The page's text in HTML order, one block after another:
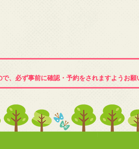
、必ず事前に確認・予約をされますようお願